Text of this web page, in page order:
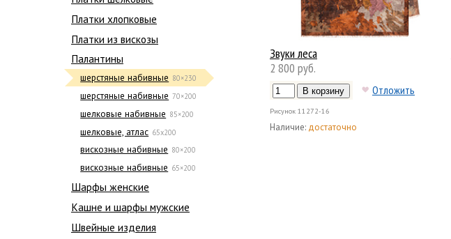
Платки хлопковые
Платки из вискозы
Палантины
шерстяные набивные 80×230
шерстяные набивные 70×200
шелковые набивные 85×200
шелковые, атлас 65х200
вискозные набивные 80×200
вискозные набивные 65×200
Шарфы женские
Кашне и шарфы мужские
Швейные изделия
Звуки леса
2 800 руб.
Отложить
Рисунок 11272-16
Наличие: достаточно